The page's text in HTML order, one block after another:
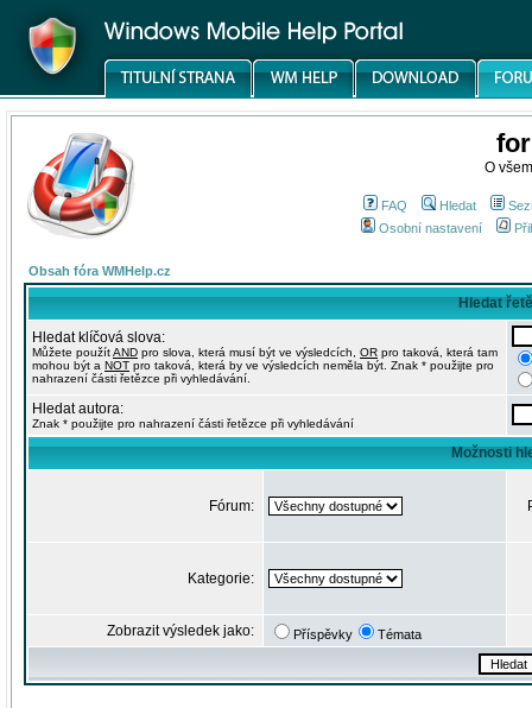
O
FAQ Hledat
Osobní nastavení
Obsah fóra WMHelp.cz
Hledat
Hledat klíčová slova:
Můžete použítAND pro slova, která musí být ve výsledcích, OR pro taková, která tam
mohou být a NOT pro taková, která by ve výsledcích neměla být. Znak * použijte pro
nahrazení části řetězce při vyhledávání.
Hledat autora:
Znak * použijte pro nahrazení části řetězce při vyhledávání
Možnosti
Fórum:
Kategorie:
Zobrazit výsledek jako: Příspěvky Témata